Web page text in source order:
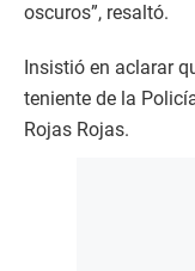
oscuros”, resaltó.
Insistió en aclarar
teniente de la
Rojas Rojas.